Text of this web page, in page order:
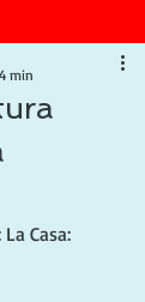
min
Casa: